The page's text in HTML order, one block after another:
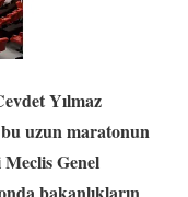
Yılmaz
uzun maratonun
Genel